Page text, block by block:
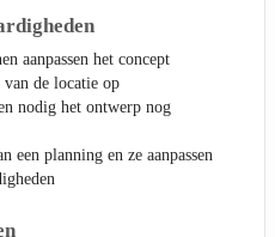
aanpassen het concept
de locatie op
nodig het ontwerp nog
een planning en ze aanpassen